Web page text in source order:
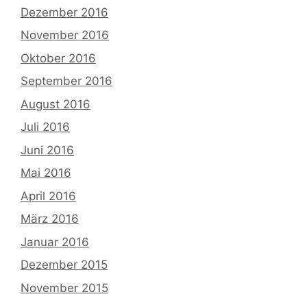
Dezember 2016
November 2016
Oktober 2016
September 2016
August 2016
Juli 2016
Juni 2016
Mai 2016
April 2016
März 2016
Januar 2016
Dezember 2015
November 2015